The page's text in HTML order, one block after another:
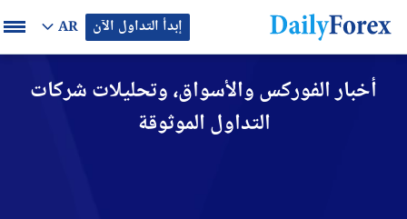
إبدأ التداول الآن AR
أخبار الفوركس والأسواق، وتحليلات شركات
التداول الموثوقة